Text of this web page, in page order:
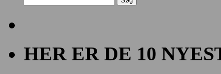
efter:
HER ER DE 10